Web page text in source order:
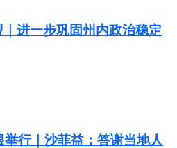
进一步巩固州内政治稳定
举行｜沙菲益：答谢当地人